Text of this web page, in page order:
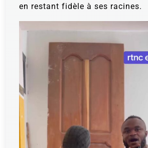
en restant fidèle à ses racines.